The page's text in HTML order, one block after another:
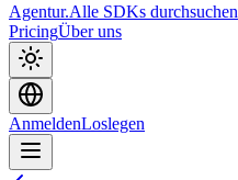
Agentur.Alle SDKs durchsuchen
PricingÜber uns
AnmeldenLoslegen